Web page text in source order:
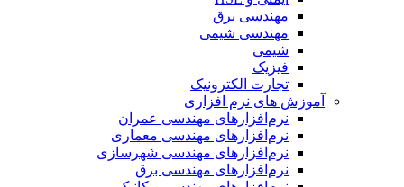
مهندسی برق
مهندسی شیمی
شیمی
فیزیک
تجارت الکترونیک
آموزش های نرم افزاری
نرم‌افزارهای مهندسی عمران
نرم‌افزارهای مهندسی معماری
نرم‌افزارهای مهندسی شهرسازی
نرم‌افزارهای مهندسی برق